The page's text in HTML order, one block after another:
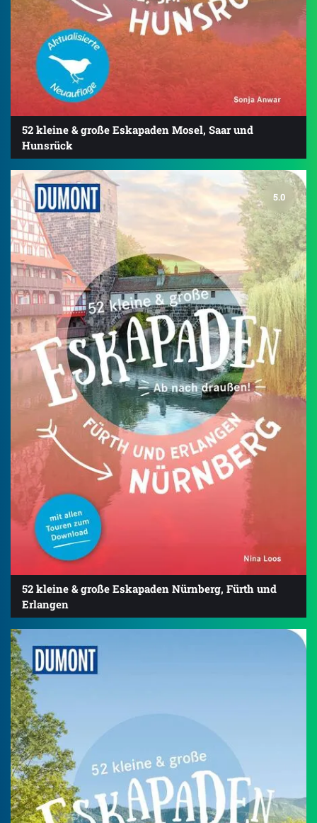
52 kleine & große Eskapaden Mosel, Saar und
Hunsrück
5.0
52 kleine & große Eskapaden Nürnberg, Fürth und
Erlangen